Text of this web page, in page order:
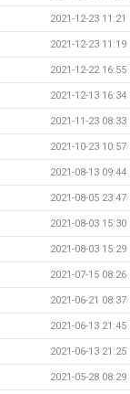
2021-12-23 11:21
2021-12-23 11:19
2021-12-22 16:55
2021-12-13 16:34
2021-11-23 08:33
2021-10-23 10:57
2021-08-13 09:44
2021-08-05 23:47
2021-08-03 15:30
2021-08-03 15:29
2021-07-15 08:26
2021-06-21 08:37
2021-06-13 21:45
2021-06-13 21:25
2021-05-28 08:29